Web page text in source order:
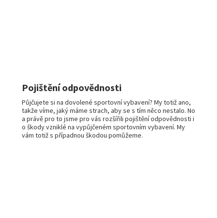
Pojištění odpovědnosti
Půjčujete si na dovolené sportovní vybavení? My totiž ano,
takže víme, jaký máme strach, aby se s tím něco nestalo. No
a právě pro to jsme pro vás rozšířili pojištění odpovědnosti i
o škody vzniklé na vypůjčeném sportovním vybavení. My
vám totiž s případnou škodou pomůžeme.